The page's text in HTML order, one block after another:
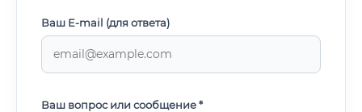
Ваш E-mail (для ответа)
Ваш вопрос или сообщение *